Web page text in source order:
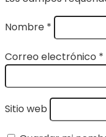
Nombre *
Correo electrónico *
Sitio web